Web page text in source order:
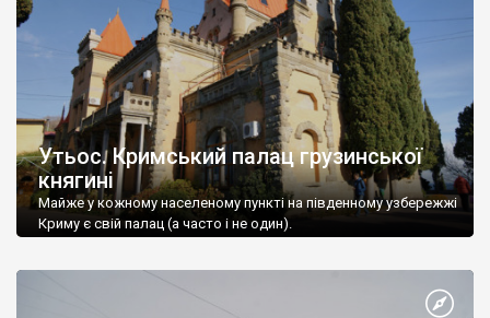
Утьос. Кримський палац грузинської
княгині
Майже у кожному населеному пункті на південному узбережжі
Криму є свій палац (а часто і не один).